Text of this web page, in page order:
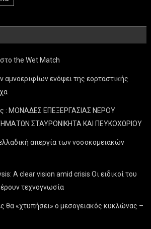
the Wet Match
αμνοεριφίων ενόψει της εορταστικής
: ΜΟΝΑΔΕΣ ΕΠΕΞΕΡΓΑΣΙΑΣ ΝΕΡΟΥ
ΣΤΑΥΡΟΝΙΚΗΤΑ ΚΑΙ ΠΕΥΚΟΧΩΡΙΟΥ
απεργία των νοσοκομειακών
A clear vision amid crisis Οι ειδικοί του
τεχνογνωσία
θα «χτυπήσει» ο μεσογειακός κυκλώνας –